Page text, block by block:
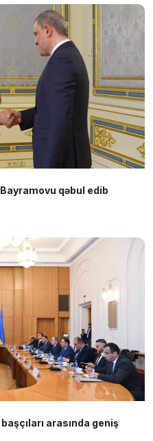
qəbul edib
arasında geniş